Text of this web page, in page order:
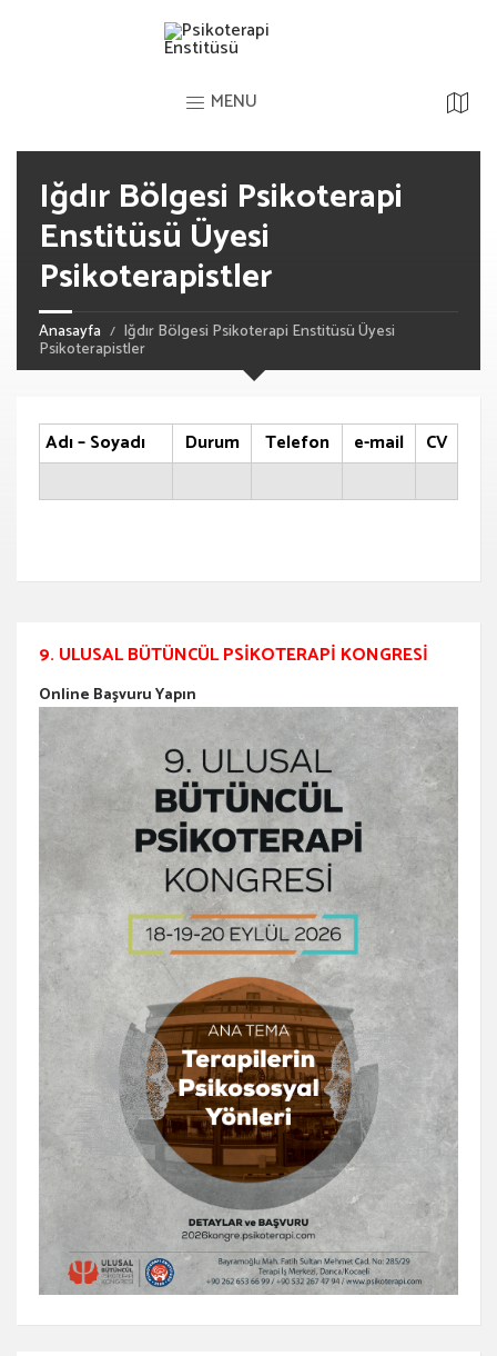
MENU
Iğdır Bölgesi Psikoterapi
Enstitüsü Üyesi
Psikoterapistler
Anasayfa Iğdır Bölgesi Psikoterapi Enstitüsü Üyesi
Psikoterapistler
Adı – Soyadı Durum Telefon e-mail CV
9. ULUSAL BÜTÜNCÜL PSIKOTERAPI KONGRESI
Online Başvuru Yapın